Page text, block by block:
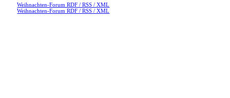
Weihnachten-Forum RDF / RSS / XML
Weihnachten-Forum RDF / RSS / XML